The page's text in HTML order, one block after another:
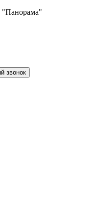
"Панорама"
звонок